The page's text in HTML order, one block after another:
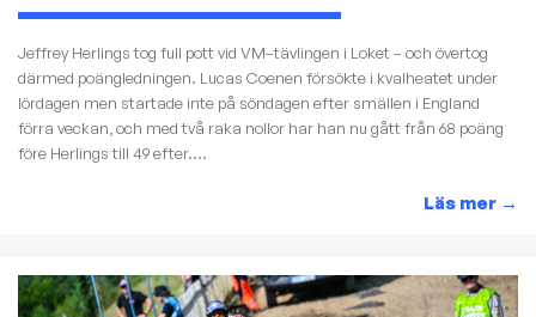
Jeffrey Herlings tog full pott vid VM–tävlingen i Loket – och övertog
därmed poängledningen. Lucas Coenen försökte i kvalheatet under
lördagen men startade inte på söndagen efter smällen i England
förra veckan, och med två raka nollor har han nu gått från 68 poäng
före Herlings till 49 efter....
Läs mer →